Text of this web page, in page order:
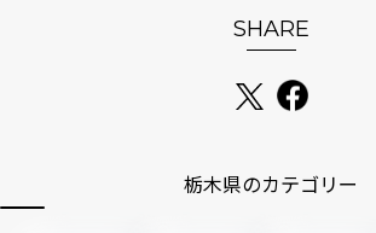
SHARE
栃木県のカテゴリー